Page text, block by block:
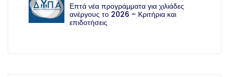
Επτά νέα προγράμματα για χιλιάδες
ανέργους το 2026 – Κριτήρια και
επιδοτήσεις